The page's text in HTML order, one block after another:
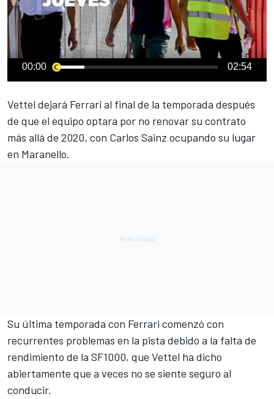
00:00 02:54
Vettel dejará Ferrari al final de la temporada después
de que el equipo optara por no renovar su contrato
más allá de 2020, con Carlos Sainz ocupando su lugar
en Maranello.
Su última temporada con Ferrari comenzó con
recurrentes problemas en la pista debido a la falta de
rendimiento de la SF1000, que Vettel ha dicho
abiertamente que a veces no se siente seguro al
conducir.